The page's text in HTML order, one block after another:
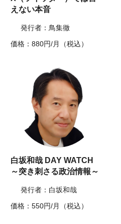
えない本音
発行者：鳥集徹
価格：880円/月（税込）
白坂和哉 DAY WATCH
～突き刺さる政治情報～
発行者：白坂和哉
価格：550円/月（税込）